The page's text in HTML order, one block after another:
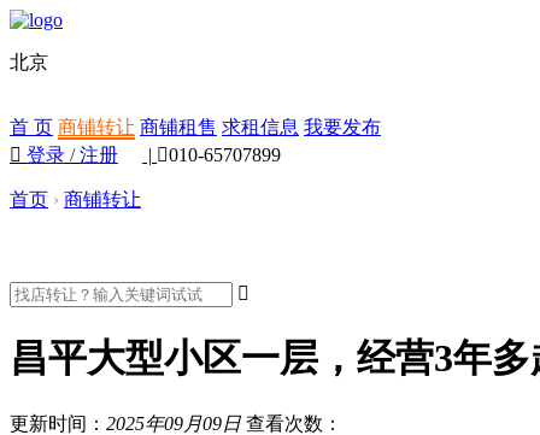
北京
首 页 商铺转让 商铺租售 求租信息 我要发布
 登录 /注册 | 010-65707899
首页 › 商铺转让

昌平大型小区一层，经营3年
更新时间： 2025年09月09日 查看次数：